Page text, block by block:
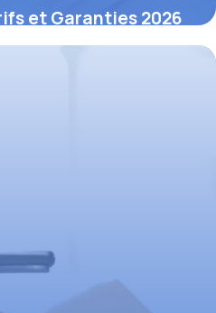
et Garanties 2026